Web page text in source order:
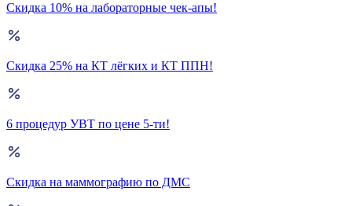
Скидка 10% на лабораторные чек-апы!
Скидка 25% на КТ лёгких и КТ ППН!
6 процедур УВТ по цене 5-ти!
Скидка на маммографию по ДМС